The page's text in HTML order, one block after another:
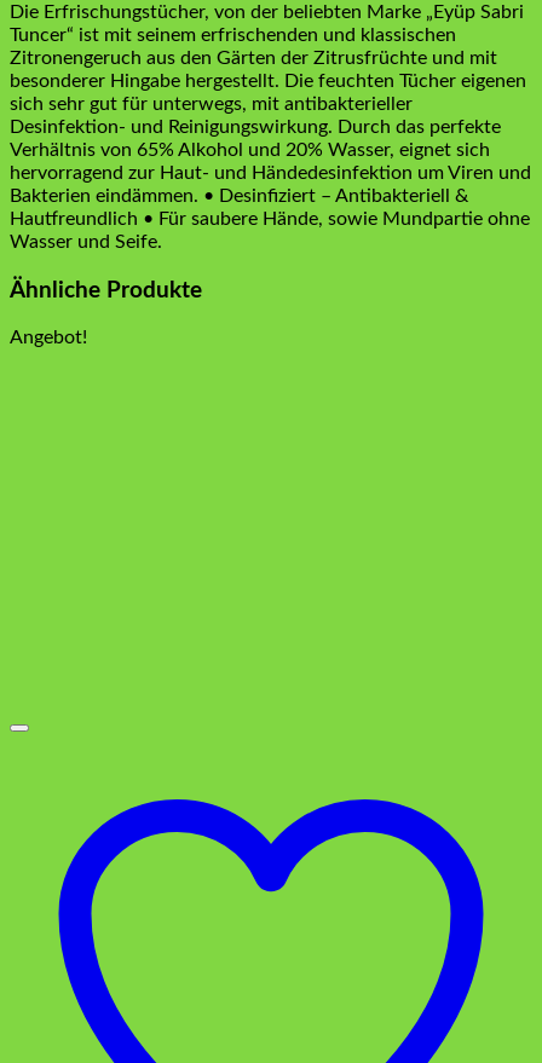
Die Erfrischungstücher, von der beliebten Marke „Eyüp Sabri
Tuncer“ ist mit seinem erfrischenden und klassischen
Zitronengeruch aus den Gärten der Zitrusfrüchte und mit
besonderer Hingabe hergestellt. Die feuchten Tücher eigenen
sich sehr gut für unterwegs, mit antibakterieller
Desinfektion- und Reinigungswirkung. Durch das perfekte
Verhältnis von 65% Alkohol und 20% Wasser, eignet sich
hervorragend zur Haut- und Händedesinfektion um Viren und
Bakterien eindämmen. • Desinfiziert – Antibakteriell &
Hautfreundlich • Für saubere Hände, sowie Mundpartie ohne
Wasser und Seife.
Ähnliche Produkte
Angebot!